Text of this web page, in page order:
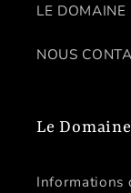
LE DOMAINE
NOUS
Le Domaine
Informations